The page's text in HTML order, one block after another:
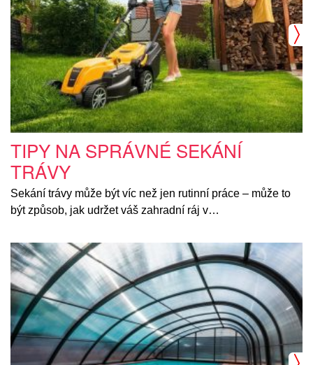
TIPY NA SPRÁVNÉ SEKÁNÍ
TRÁVY
Sekání trávy může být víc než jen rutinní práce – může to
být způsob, jak udržet váš zahradní ráj v…